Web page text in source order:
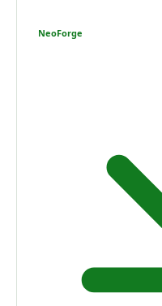
NeoForge